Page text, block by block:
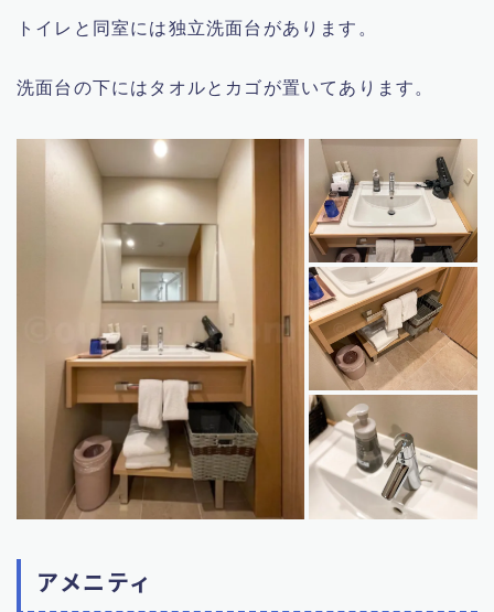
トイレと同室には独立洗面台があります。
洗面台の下にはタオルとカゴが置いてあります。
アメニティ